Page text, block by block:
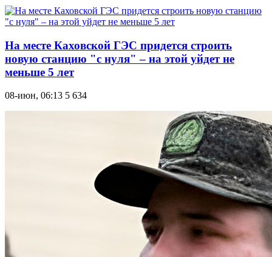
На месте Каховской ГЭС придется строить
новую станцию "с нуля" – на этой уйдет не
меньше 5 лет
08-июн, 06:13 5 634